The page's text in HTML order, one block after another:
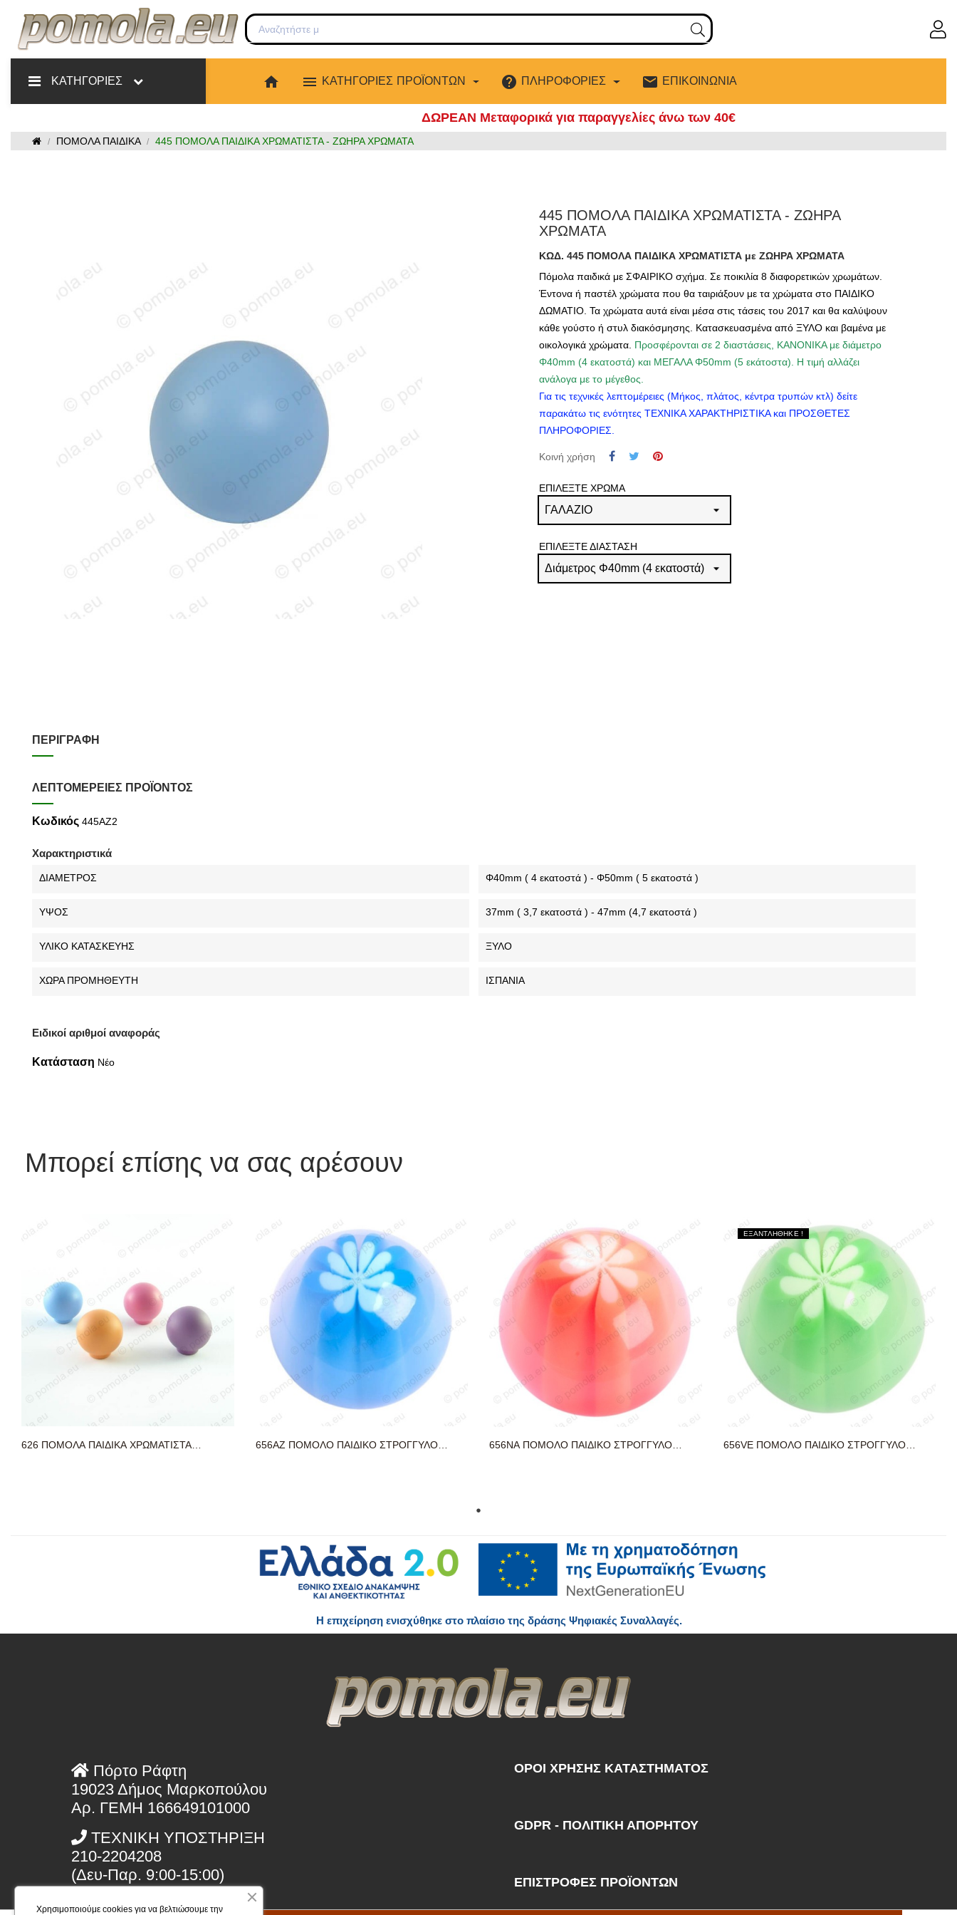
ΚΑΤΗΓΟΡΙΕΣ home menu ΚΑΤΗΓΟΡΙΕΣ ΠΡΟΪΟΝΤΩΝ help ΠΛΗΡΟΦΟΡΙΕΣ mail ΕΠΙΚΟΙΝΩΝΙΑ
ΔΩΡΕΑΝ Μεταφορικά για παραγγελίες άνω των 40€
ΠΟΜΟΛΑ ΠΑΙΔΙΚΑ 445 ΠΟΜΟΛΑ ΠΑΙΔΙΚΑ ΧΡΩΜΑΤΙΣΤΑ - ΖΩΗΡΑ ΧΡΩΜΑΤΑ
445 ΠΟΜΟΛΑ ΠΑΙΔΙΚΑ ΧΡΩΜΑΤΙΣΤΑ - ΖΩΗΡΑ
ΧΡΩΜΑΤΑ
ΚΩΔ. 445 ΠΟΜΟΛΑ ΠΑΙΔΙΚΑ ΧΡΩΜΑΤΙΣΤΑ με ΖΩΗΡΑ ΧΡΩΜΑΤΑ
Πόμολα παιδικά με ΣΦΑΙΡΙΚΟ σχήμα. Σε ποικιλία 8 διαφορετικών χρωμάτων.
Έντονα ή παστέλ χρώματα που θα ταιριάξουν με τα χρώματα στο ΠΑΙΔΙΚΟ
ΔΩΜΑΤΙΟ. Τα χρώματα αυτά είναι μέσα στις τάσεις του 2017 και θα καλύψουν
κάθε γούστο ή στυλ διακόσμησης. Κατασκευασμένα από ΞΥΛΟ και βαμένα με
οικολογικά χρώματα. Προσφέρονται σε 2 διαστάσεις, ΚΑΝΟΝΙΚΑ με διάμετρο
Φ40mm (4 εκατοστά) και ΜΕΓΑΛΑ Φ50mm (5 εκάτοστα). Η τιμή αλλάζει
ανάλογα με το μέγεθος.
Για τις τεχνικές λεπτομέρειες (Μήκος, πλάτος, κέντρα τρυπών κτλ) δείτε
παρακάτω τις ενότητες ΤΕΧΝΙΚΑΧΑΡΑΚΤΗΡΙΣΤΙΚΑκαι ΠΡΟΣΘΕΤΕΣ
ΠΛΗΡΟΦΟΡΙΕΣ.
Κοινή χρήση
ΕΠΙΛΕΞΤΕ ΧΡΩΜΑ
ΕΠΙΛΕΞΤΕ ΔΙΑΣΤΑΣΗ
ΠΕΡΙΓΡΑΦΉ
ΛΕΠΤΟΜΈΡΕΙΕΣ ΠΡΟΪΌΝΤΟΣ
Κωδικός 445AZ2
Χαρακτηριστικά
ΔΙΑΜΕΤΡΟΣ Φ40mm ( 4 εκατοστά ) - Φ50mm ( 5 εκατοστά )
ΥΨΟΣ 37mm ( 3,7 εκατοστά ) - 47mm (4,7 εκατοστά )
ΥΛΙΚΟ ΚΑΤΑΣΚΕΥΗΣ ΞΥΛΟ
ΧΩΡΑ ΠΡΟΜΗΘΕΥΤΗ ΙΣΠΑΝΙΑ
Ειδικοί αριθμοί αναφοράς
Κατάσταση Νέο
Μπορεί επίσης να σας αρέσουν
626 ΠΟΜΟΛΑ ΠΑΙΔΙΚΑ ΧΡΩΜΑΤΙΣΤΑ
656AZ ΠΟΜΟΛΟ ΠΑΙΔΙΚΟ ΣΤΡΟΓΓΥΛΟ
656NA ΠΟΜΟΛΟ ΠΑΙΔΙΚΟ ΣΤΡΟΓΓΥΛΟ
ΕΞΑΝΤΛΗΘΗΚΕ !
656VE ΠΟΜΟΛΟ ΠΑΙΔΙΚΟ ΣΤΡΟΓΓΥΛΟ
H επιχείρηση ενισχύθηκε στο πλαίσιο της δράσης Ψηφιακές Συναλλαγές.
Πόρτο Ράφτη
19023 Δήμος Μαρκοπούλου
Αρ. ΓΕΜΗ 166649101000
ΤΕΧΝΙΚΗ ΥΠΟΣΤΗΡΙΞΗ
210-2204208
(Δευ-Παρ. 9:00-15:00)
ΟΡΟΙ ΧΡΗΣΗΣ ΚΑΤΑΣΤΗΜΑΤΟΣ
GDPR - ΠΟΛΙΤΙΚΗ ΑΠΟΡΗΤΟΥ
ΕΠΙΣΤΡΟΦΕΣ ΠΡΟΪΟΝΤΩΝ
Χρησιμοποιούμε cookies για να βελτιώσουμε την